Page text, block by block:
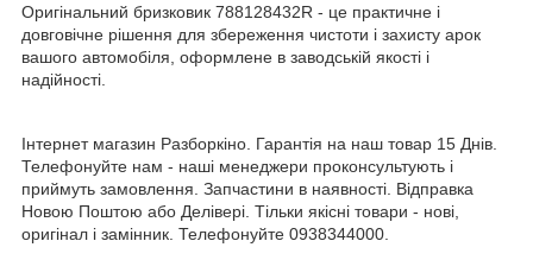
Оригінальний бризковик 788128432R - це практичне і
довговічне рішення для збереження чистоти і захисту арок
вашого автомобіля, оформлене в заводській якості і
надійності.
Інтернет магазин Разборкіно. Гарантія на наш товар 15 Днів.
Телефонуйте нам - наші менеджери проконсультують і
приймуть замовлення. Запчастини в наявності. Відправка
Новою Поштою або Делівері. Тільки якісні товари - нові,
оригінал і замінник. Телефонуйте 0938344000.